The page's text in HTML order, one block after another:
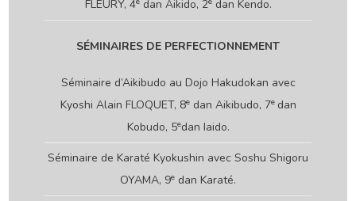
FLEURY, 4 dan Aikido, 2 dan Kendo.
SÉMINAIRES DE PERFECTIONNEMENT
Séminaire d’Aikibudo au Dojo Hakudokan avec
Kyoshi Alain FLOQUET, 8edan Aikibudo, 7e dan
Kobudo, 5edan Iaido.
Séminaire de Karaté Kyokushin avec Soshu Shigoru
OYAMA, 9e dan Karaté.